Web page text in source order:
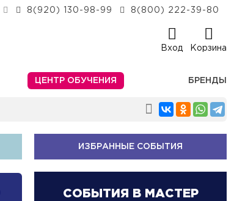
8(920) 130-98-99 8(800) 222-39-80
Вход Корзина
ЦЕНТР ОБУЧЕНИЯ БРЕНДЫ
ИЗБРАННЫЕ СОБЫТИЯ
СОБЫТИЯ В МАСТЕР